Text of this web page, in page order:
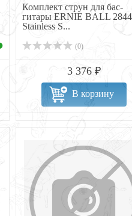
Комплект струн для бас-
гитары ERNIE BALL 2844
Stainless S...
(0)
3 376 ₽
В корзину